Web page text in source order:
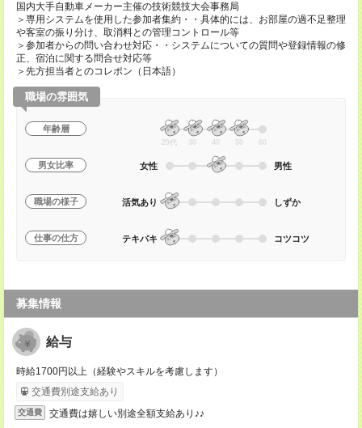
国内大手自動車メーカー主催の技術競技大会事務局
＞専用システムを使用した参加者集約・・具体的には、お部屋の過不足整理
や客室の振り分け、取消料との管理コントロール等
＞参加者からの問い合わせ対応・・システムについての質問や登録情報の修
正、宿泊に関する問合せ対応等
＞先方担当者とのコレポン（日本語）
職場の雰囲気
年齢層
20代 30 40 50 60
男女比率 女性 男性
職場の様子 活気あり しずか
仕事の仕方 テキパキ コツコツ
募集情報
給与
時給1700円以上（経験やスキルを考慮します）
交通費別途支給あり
交通費 交通費は嬉しい別途全額支給あり♪♪